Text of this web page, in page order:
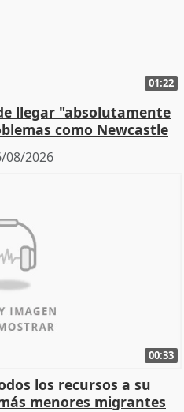
01:22
llegar "absolutamente
como Newcastle
08/2026
00:33
los recursos a su
menores migrantes